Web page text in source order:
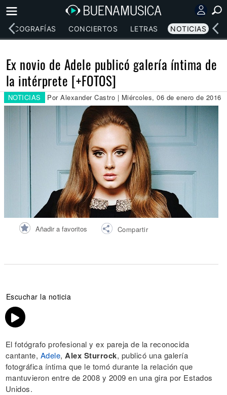
DISCOGRAFÍAS CONCIERTOS LETRAS NOTICIAS
Ex novio de Adele publicó galería íntima de
la intérprete [+FOTOS]
NOTICIAS Por Alexander Castro | Miércoles, 06 de enero de 2016
Añadir a favoritos Compartir
Escuchar la noticia
El fotógrafo profesional y ex pareja de la reconocida
cantante, Adele, Alex Sturrock, publicó una galería
fotográfica íntima que le tomó durante la relación que
mantuvieron entre de 2008 y 2009 en una gira por Estados
Unidos.